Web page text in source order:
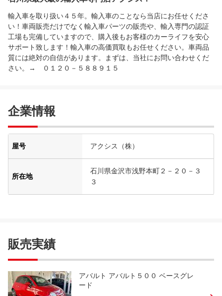
輸入車を取り扱い４５年。輸入車のことなら当店にお任せくださ
い！車両販売だけでなく輸入車パーツの販売や、輸入専門の認証
工場も完備していますので、購入後もお客様のカーライフを安心
サポート致します！輸入車の高価買取もお任せください。車両品
質には絶対の自信があります。まずは、当社にお問い合わせくだ
さい。→ ０１２０－５８８９１５
企業情報
屋号 アクシス（株）
所在地
石川県金沢市浅野本町２－２０－３
３
販売実績
アバルト アバルト５００ ベースグレ
ード